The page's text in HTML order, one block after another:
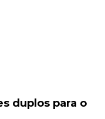
duplos para o